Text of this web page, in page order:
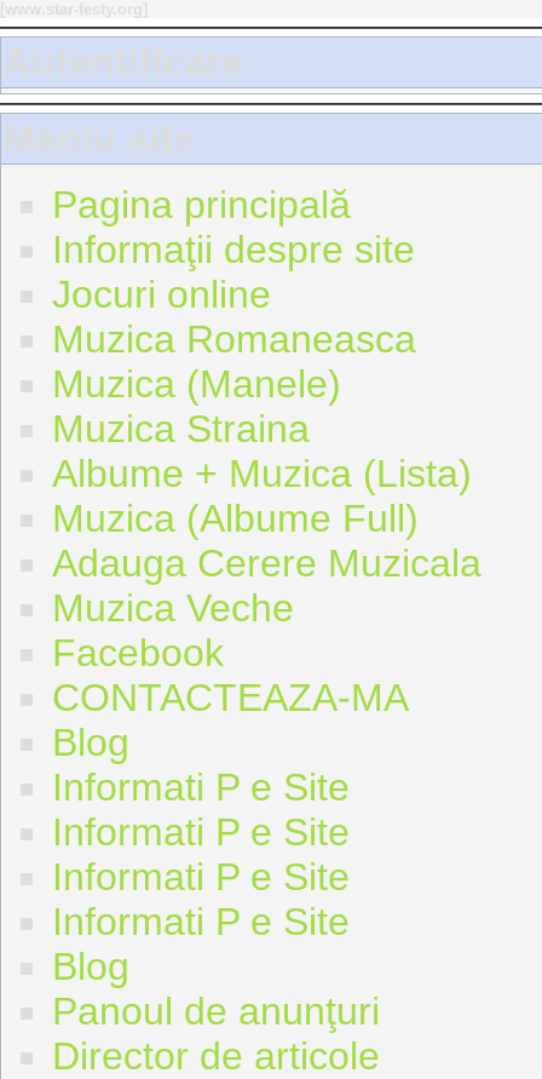
Autentificare
Meniu site
Pagina principală
Informaţii despre site
Jocuri online
Muzica Romaneasca
Muzica (Manele)
Muzica Straina
Albume + Muzica (Lista)
Muzica (Albume Full)
Adauga Cerere Muzicala
Muzica Veche
Facebook
CONTACTEAZA-MA
Blog
Informati P e Site
Informati P e Site
Informati P e Site
Informati P e Site
Blog
Panoul de anunţuri
Director de articole